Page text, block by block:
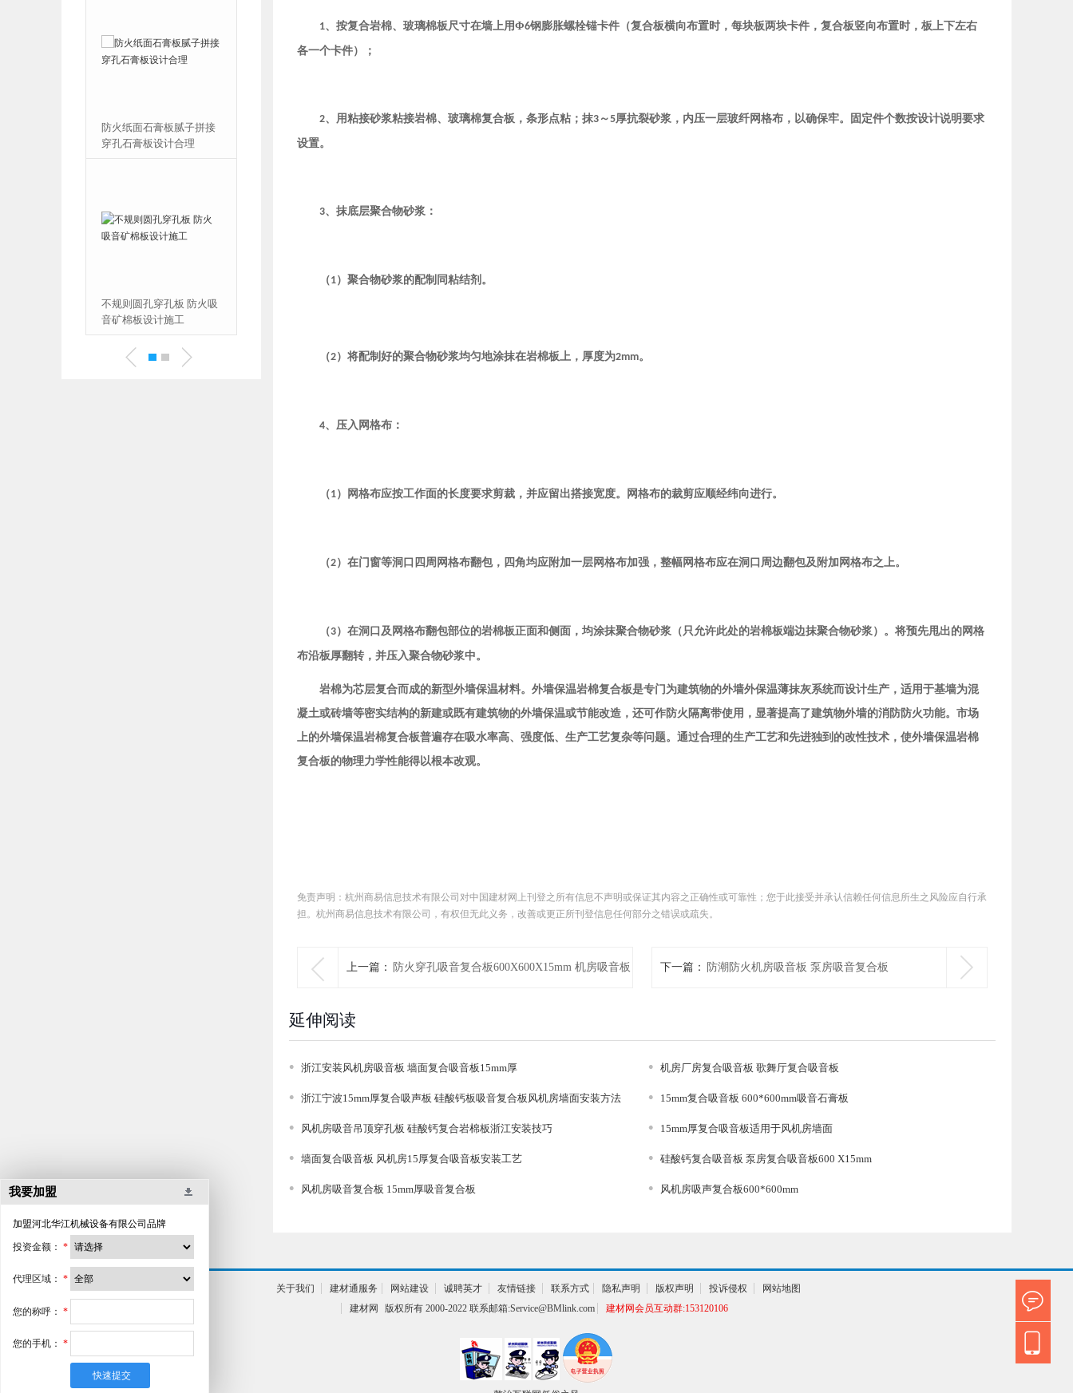
1、按复合岩棉、玻璃棉板尺寸在墙上用Φ6钢膨胀螺栓锚卡件（复合板横向布置时，每块板两块卡件，复合板竖向布置时，板上下左右
各一个卡件）；
2、用粘接砂浆粘接岩棉、玻璃棉复合板，条形点粘；抹3 ～5厚抗裂砂浆，内压一层玻纤网格布，以确保牢。固定件个数按设计说明要求
设置。
3、抹底层聚合物砂浆：
（1）聚合物砂浆的配制同粘结剂。
（2）将配制好的聚合物砂浆均匀地涂抹在岩棉板上，厚度为2mm。
4、压入网格布：
（1）网格布应按工作面的长度要求剪裁，并应留出搭接宽度。网格布的裁剪应顺经纬向进行。
（2）在门窗等洞口四周网格布翻包，四角均应附加一层网格布加强，整幅网格布应在洞口周边翻包及附加网格布之上。
（3）在洞口及网格布翻包部位的岩棉板正面和侧面，均涂抹聚合物砂浆（只允许此处的岩棉板端边抹聚合物砂浆）。将预先甩出的网格
布沿板厚翻转，并压入聚合物砂浆中。
岩棉为芯层复合而成的新型外墙保温材料。外墙保温岩棉复合板是专门为建筑物的外墙外保温薄抹灰系统而设计生产，适用于基墙为混
凝土或砖墙等密实结构的新建或既有建筑物的外墙保温或节能改造，还可作防火隔离带使用，显著提高了建筑物外墙的消防防火功能。 市场
上的外墙保温岩棉复合板普遍存在吸水率高、强度低、生产工艺复杂等问题。通过合理的生产工艺和先进独到的改性技术，使外墙保温岩棉
复合板的物理力学性能得以根本改观。
免责声明：杭州商易信息技术有限公司对中国建材网上刊登之所有信息不声明或保证其内容之正确性或可靠性；您于此接受并承认信赖任何信息所生之风险应自行承
担。杭州商易信息技术有限公司，有权但无此义务，改善或更正所刊登信息任何部分之错误或疏失。
 上一篇： 防火穿孔吸音复合板600X600X15mm 机房吸音板 下一篇： 防潮防火机房吸音板 泵房吸音复合板 
延伸阅读
浙江安装风机房吸音板 墙面复合吸音板15mm厚 机房厂房复合吸音板 歌舞厅复合吸音板
浙江宁波15mm厚复合吸声板 硅酸钙板吸音复合板风机房墙面安装方法 15mm复合吸音板 600*600mm吸音石膏板
风机房吸音吊顶穿孔板 硅酸钙复合岩棉板浙江安装技巧 15mm厚复合吸音板适用于风机房墙面
墙面复合吸音板 风机房15厚复合吸音板安装工艺 硅酸钙复合吸音板 泵房复合吸音板600 X15mm
风机房吸音复合板 15mm厚吸音复合板 风机房吸声复合板600*600mm
防火纸面石膏板腻子拼接
穿孔石膏板设计合理
不规则圆孔穿孔板 防火吸
音矿棉板设计施工
600x600mm穿孔石膏吸音
板 复合吸音板设计施工
大小孔穿孔吸音板 走廊
我要加盟
加盟河北华江机械设备有限公司 品牌
投资金额： *
代理区域： *
您的称呼： *
您的手机： *
关于我们 建材通服务 网站建设 诚聘英才 友情链接 联系方式 隐私声明 版权声明 投诉侵权
网站地图
建材网
版权所有 2000-2022 联系邮箱:Service@BMlink.com 建材网会员互动群:153120106